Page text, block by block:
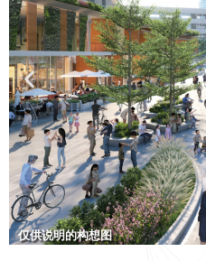
仅供说明的构想图